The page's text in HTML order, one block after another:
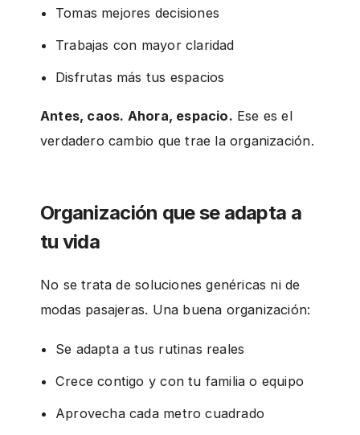
Tomas mejores decisiones
Trabajas con mayor claridad
Disfrutas más tus espacios
Antes, caos. Ahora, espacio. Ese es el
verdadero cambio que trae la organización.
Organización que se adapta a
tu vida
No se trata de soluciones genéricas ni de
modas pasajeras. Una buena organización:
Se adapta a tus rutinas reales
Crece contigo y con tu familia o equipo
Aprovecha cada metro cuadrado